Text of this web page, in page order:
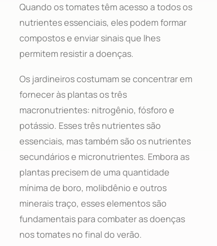
Quando os tomates têm acesso a todos os
nutrientes essenciais, eles podem formar
compostos e enviar sinais que lhes
permitem resistir a doenças.
Os jardineiros costumam se concentrar em
fornecer às plantas os três
macronutrientes: nitrogênio, fósforo e
potássio. Esses três nutrientes são
essenciais, mas também são os nutrientes
secundários e micronutrientes. Embora as
plantas precisem de uma quantidade
mínima de boro, molibdênio e outros
minerais traço, esses elementos são
fundamentais para combater as doenças
nos tomates no final do verão.